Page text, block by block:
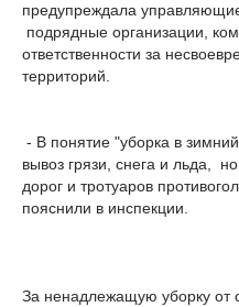
предупреждала
подрядные организации,
ответственности за
территорий.
- В понятие "уборка в
вывоз грязи, снега и льда,
дорог и тротуаров
пояснили в инспекции.
За ненадлежащую уборку от